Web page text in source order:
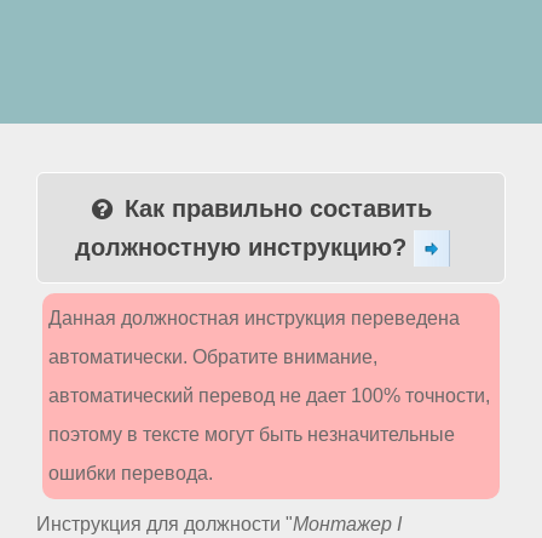
Как правильно составить
должностную инструкцию?
Данная должностная инструкция переведена
автоматически. Обратите внимание,
автоматический перевод не дает 100% точности,
поэтому в тексте могут быть незначительные
ошибки перевода.
Инструкция для должности "Монтажер I